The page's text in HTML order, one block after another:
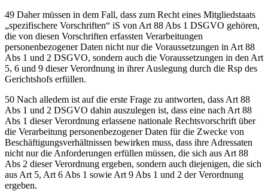
49 Daher müssen in dem Fall, dass zum Recht eines Mitgliedstaats
„spezifischere Vorschriften“ iS von Art 88 Abs 1 DSGVO gehören,
die von diesen Vorschriften erfassten Verarbeitungen
personenbezogener Daten nicht nur die Voraussetzungen in Art 88
Abs 1 und 2 DSGVO, sondern auch die Voraussetzungen in den Art
5, 6 und 9 dieser Verordnung in ihrer Auslegung durch die Rsp des
Gerichtshofs erfüllen.
50 Nach alledem ist auf die erste Frage zu antworten, dass Art 88
Abs 1 und 2 DSGVO dahin auszulegen ist, dass eine nach Art 88
Abs 1 dieser Verordnung erlassene nationale Rechtsvorschrift über
die Verarbeitung personenbezogener Daten für die Zwecke von
Beschäftigungsverhältnissen bewirken muss, dass ihre Adressaten
nicht nur die Anforderungen erfüllen müssen, die sich aus Art 88
Abs 2 dieser Verordnung ergeben, sondern auch diejenigen, die sich
aus Art 5, Art 6 Abs 1 sowie Art 9 Abs 1 und 2 der Verordnung
ergeben.